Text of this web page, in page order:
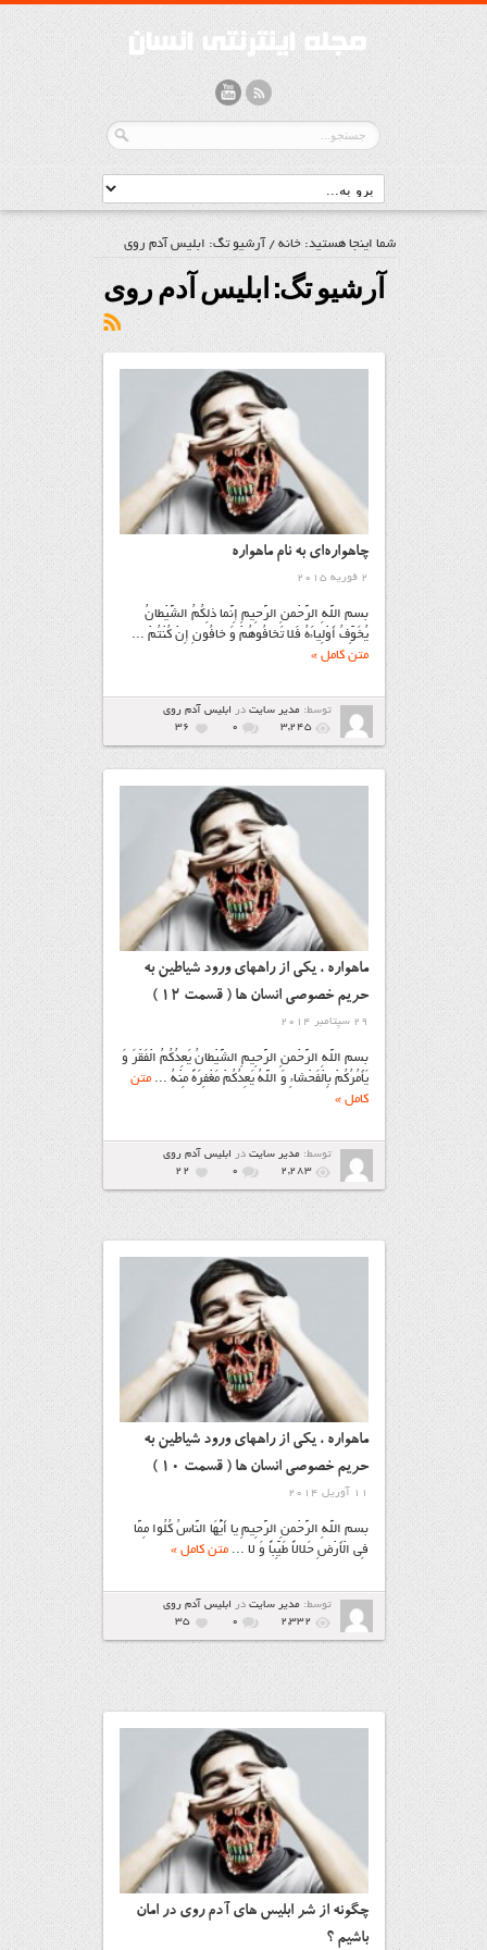
شما اینجا هستید:خانه/ آرشیو تگ: ابلیس آدم روی
آرشیو تگ:ابلیس آدم روی
چاهواره‌ای به نام ماهواره
2 فوریه 2015
بسم اللَّهِ الرَّحْمنِ الرَّحِیمِ إِنَّما ذلِکُمُ الشَّیْطانُ
یُخَوِّفُ أَوْلِیاءَهُ فَلا تَخافُوهُمْ وَ خافُونِ إِنْ کُنْتُمْ ...
متن کامل »
توسط: مدیر سایتدر ابليس آدم روي
3,245
۰ 36
ماهواره ، یکی از راههای ورود شیاطین به
حریم خصوصی انسان ها ( قسمت ۱۲ )
29 سپتامبر 2014
بسم اللَّهِ الرَّحْمنِ الرَّحِیمِ الشَّیْطانُ یَعِدُکُمُ الْفَقْرَ وَ
یَأْمُرُکُمْ بِالْفَحْشاءِ وَ اللَّهُ یَعِدُکُمْ مَغْفِرَهً مِنْهُ ...متن
کامل »
توسط: مدیر سایتدر ابليس آدم روي
2,283
۰ 22
ماهواره ، یکی از راههای ورود شیاطین به
حریم خصوصی انسان ها ( قسمت 10 )
11 آوریل 2014
بسم اللَّهِ الرَّحْمنِ الرَّحِيمِ يا أَيُّهَا النَّاسُ کُلُوا مِمَّا
فِي الْأَرْضِ حَلالاً طَيِّباً وَ لا ...متن کامل »
توسط: مدیر سایتدر ابليس آدم روي
2,332
۰ 35
چگونه از شر ابلیس های آدم روی در امان
باشیم ؟